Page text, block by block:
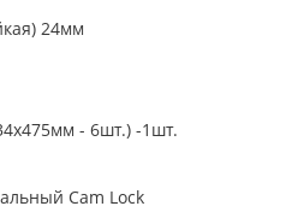
24мм
- 6шт.) -1шт.
Cam Lock